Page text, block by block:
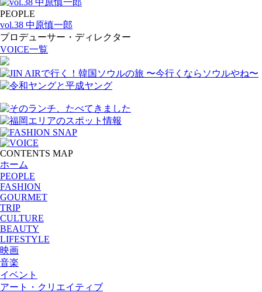
PEOPLE
vol.38 中原慎一郎
プロデューサー・ディレクター
VOICE一覧
CONTENTS MAP
ホーム
PEOPLE
FASHION
GOURMET
TRIP
CULTURE
BEAUTY
LIFESTYLE
映画
音楽
イベント
アート・クリエイティブ